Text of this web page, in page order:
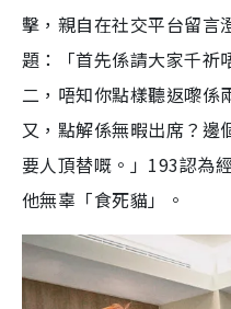
擊，親自在社交平台留言
題：「首先係請大家千祈
二，唔知你點樣聽返嚟係
又，點解係無暇出席？邊
要人頂替嘅。」193認為
他無辜「食死貓」。